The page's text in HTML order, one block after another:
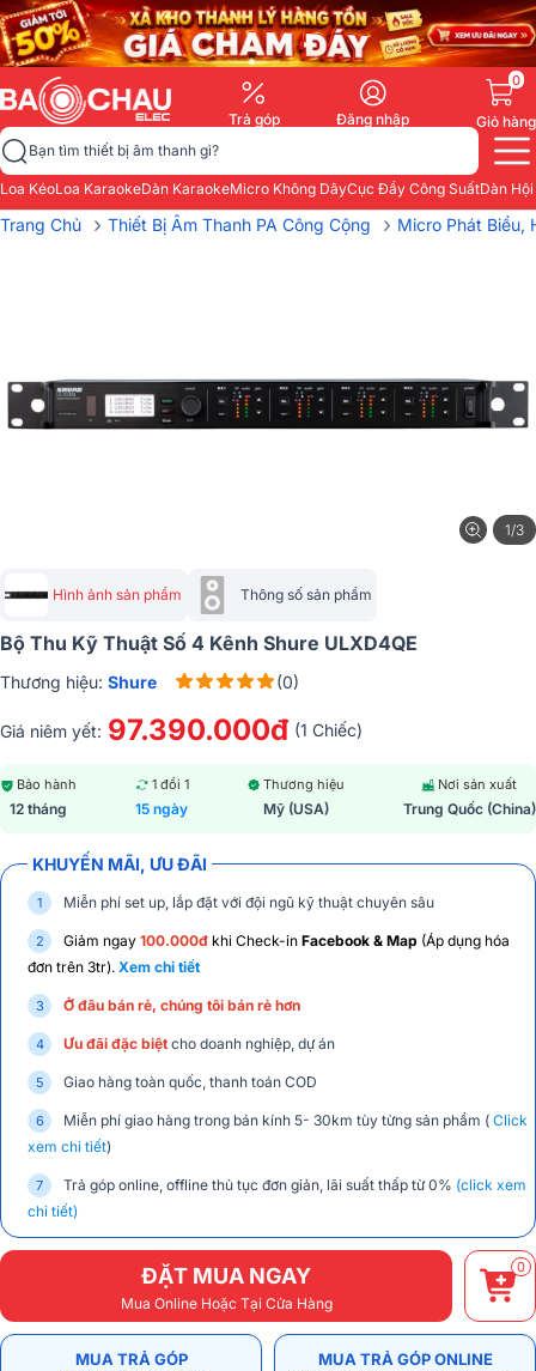
Trả góp Đăng nhập
0
Giỏ hàng
Bạn tìm thiết bị âm thanh gì?
Loa KéoLoa KaraokeDàn KaraokeMicro Không DâyCục Đẩy Công SuấtDàn
Trang Chủ › Thiết Bị Âm Thanh PA Công Cộng › Micro Phát Biểu,
1/3
Hình ảnh sản phẩm Thông số sản phẩm
Bộ Thu Kỹ Thuật Số 4 Kênh Shure ULXD4QE
Thương hiệu: Shure (0)
Giá niêm yết: 97.390.000đ (1 Chiếc)
Bảo hành
12 tháng
1 đổi 1
15 ngày
Thương hiệu
Mỹ (USA)
Nơi sản xuất
Trung Quốc (China)
KHUYẾN MÃI, ƯU ĐÃI
Miễn phí set up, lắp đặt với đội ngũ kỹ thuật chuyên sâu
Giảm ngay 100.000đ khi Check-in Facebook & Map (Áp dụng hóa
đơn trên 3tr). Xem chi tiết
Ở đâu bán rẻ, chúng tôi bán rẻ hơn
Ưu đãi đặc biệt cho doanh nghiệp, dự án
Giao hàng toàn quốc, thanh toán COD
Miễn phí giao hàng trong bán kính 5- 30km tùy từng sản phẩm ( Click
xem chi tiết)
Trả góp online, offline thủ tục đơn giản, lãi suất thấp từ 0% (click xem
chi tiết)
ĐẶT MUA NGAY
Mua Online Hoặc Tại Cửa Hàng
0
MUA TRẢ GÓP MUA TRẢ GÓP ONLINE